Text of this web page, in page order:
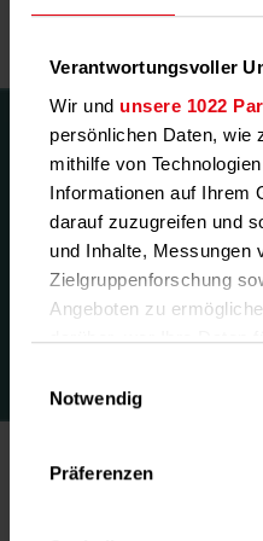
Verantwortungsvoller
Wir und unsere 1022
persönlichen Daten, wie
mithilfe von
Informationen auf Ihrem
darauf zuzugreifen und
und Inhalte, Messungen
Zielgruppenforschung
Angeboten zu
darüber, wer Ihre Daten
Cookie-Erklärung oder
Privacy Trigger Symbol
Wenn Sie es erlauben,
Notwendig
Präferenzen
Berechnen
In wenigen Klicks kommen
und
Jetzt
Ein Preis. Ohne